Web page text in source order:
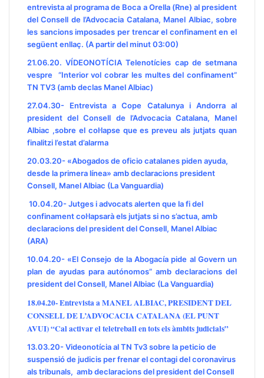
entrevista al programa de Boca a Orella (Rne) al president
del Consell de l’Advocacia Catalana, Manel Albiac, sobre
les sancions imposades per trencar el confinament en el
següent enllaç. (A partir del minut 03:00)
21.06.20.VÍDEONOTÍCIATelenotícies cap de setmana
vespre “Interior vol cobrar les multes del confinament”
TN TV3 (amb declas Manel Albiac)
27.04.30- Entrevista a Cope Catalunya i Andorra al
president del Consell de l’Advocacia Catalana, Manel
Albiac ,sobre el col·lapse que es preveu als jutjats quan
finalitzi l’estat d’alarma
20.03.20- «Abogados de oficio catalanes piden ayuda,
desde la primera línea» amb declaracions president
Consell, Manel Albiac (La Vanguardia)
10.04.20- Jutges i advocats alerten que la fi del
confinament col·lapsarà els jutjats si no s’actua, amb
declaracions del president del Consell, Manel Albiac
(ARA)
10.04.20- «El Consejo de la Abogacía pide al Govern un
plan de ayudas para autónomos”amb declaracions del
president del Consell, Manel Albiac (La Vanguardia)
18.04.20- Entrevista a MANEL ALBIAC, PRESIDENT DEL
CONSELL DE L’ADVOCACIA CATALANA (EL PUNT
AVUI)“Cal activar el teletreball en tots els àmbits judicials”
13.03.20-Videonotícia al TN Tv3 sobre la peticio de
suspensió de judicis per frenar el contagi del coronavirus
als tribunals, amb declaracions del president del Consell